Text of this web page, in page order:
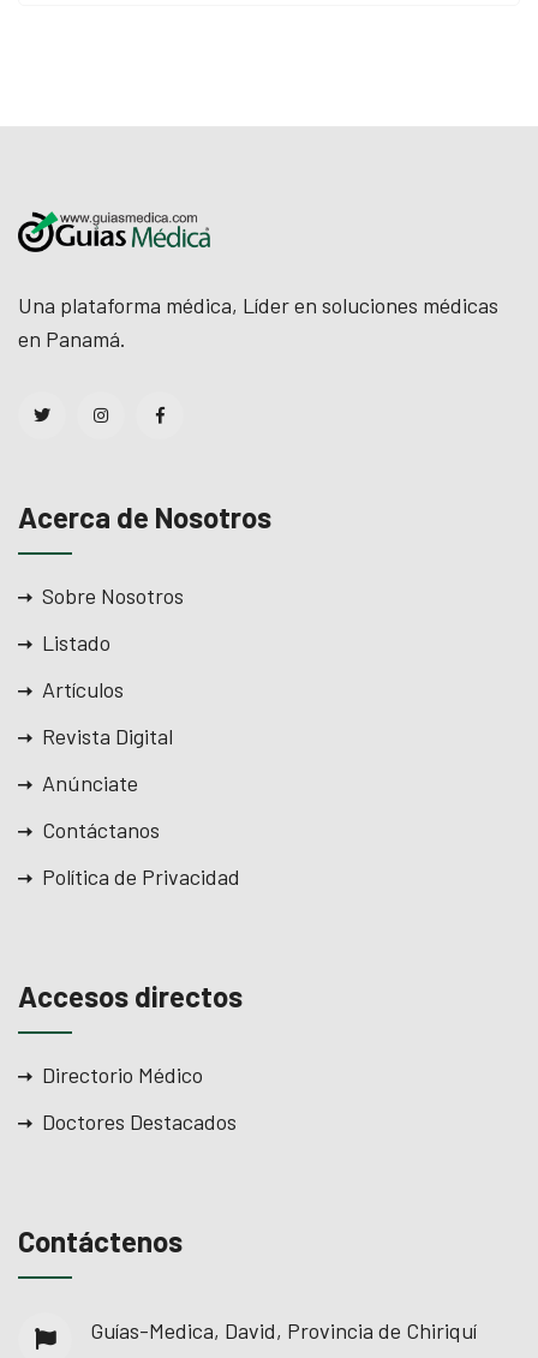
Una plataforma médica, Líder en soluciones médicas
en Panamá.
Acerca de Nosotros
Sobre Nosotros
Listado
Artículos
Revista Digital
Anúnciate
Contáctanos
Política de Privacidad
Accesos directos
Directorio Médico
Doctores Destacados
Contáctenos
Guías-Medica, David, Provincia de Chiriquí